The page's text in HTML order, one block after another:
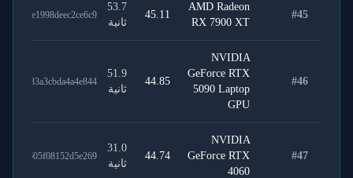
#45
AMD Radeon
RX 7900 XT
45.11
53.7
ثانية
345c6e1998deec2ce6c9
#46
NVIDIA
GeForce RTX
5090 Laptop
GPU
44.85
51.9
ثانية
9f5c683a3cbda4a4e844
#47
NVIDIA
GeForce RTX
4060
44.74
31.0
ثانية
54cfa605f08152d5e269